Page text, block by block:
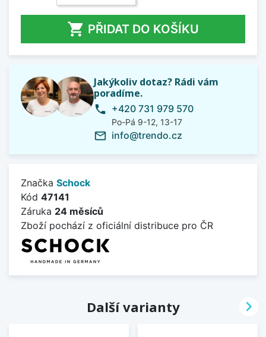
 PŘIDAT DO KOŠÍKU
Jakýkoliv dotaz? Rádi vám
poradíme.
phone +420 731 979 570
Po-Pá 9-12, 13-17
mail_outline info@trendo.cz
Značka Schock
Kód 47141
Záruka 24 měsíců
Zboží pochází z oficiální distribuce pro ČR
Další varianty 